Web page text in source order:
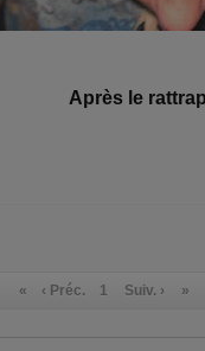
Après le
« ‹ Préc. 1 Suiv. › »